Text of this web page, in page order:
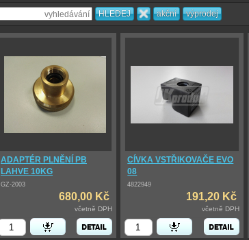
ADAPTÉR PLNĚNÍ PB
LAHVE 10KG
GZ-2003
680,00 Kč
včetně DPH
CÍVKA VSTŘIKOVAČE EVO
08
4822949
191,20 Kč
včetně DPH